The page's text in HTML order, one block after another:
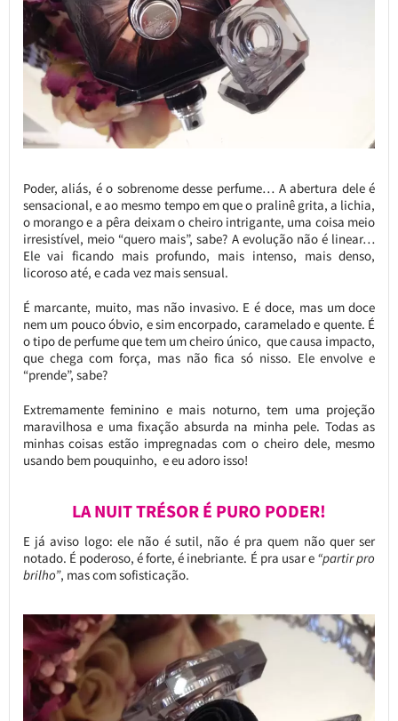
Poder, aliás, é o sobrenome desse perfume… A abertura dele é
sensacional, e ao mesmo tempo em que o pralinê grita, a lichia,
o morango e a pêra deixam o cheiro intrigante, uma coisa meio
irresistível, meio “quero mais”, sabe? A evolução não é linear…
Ele vai ficando mais profundo, mais intenso, mais denso,
licoroso até, e cada vez mais sensual.
É marcante, muito, mas não invasivo. E é doce, mas um doce
nem um pouco óbvio, e sim encorpado, caramelado e quente. É
o tipo de perfume que tem um cheiro único, que causa impacto,
que chega com força, mas não fica só nisso. Ele envolve e
“prende”, sabe?
Extremamente feminino e mais noturno, tem uma projeção
maravilhosa e uma fixação absurda na minha pele. Todas as
minhas coisas estão impregnadas com o cheiro dele, mesmo
usando bem pouquinho, e eu adoro isso!
LA NUIT TRÉSOR É PURO PODER!
E já aviso logo: ele não é sutil, não é pra quem não quer ser
notado. É poderoso, é forte, é inebriante. É pra usar e “partir pro
brilho”, mas com sofisticação.